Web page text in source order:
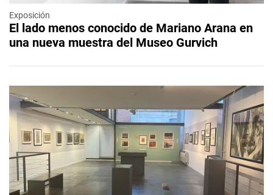
Exposición
El lado menos conocido de Mariano Arana en
una nueva muestra del Museo Gurvich